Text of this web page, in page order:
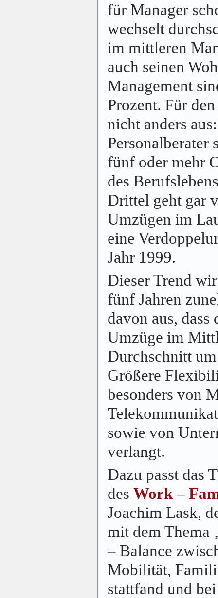
für Manager
wechselt
im mittleren
auch seinen
Management
Prozent. Für
nicht anders
Personalberater
fünf oder mehr
des
Drittel geht gar
Umzügen im
eine
Jahr 1999.
Dieser Trend
fünf Jahren
davon aus, dass
Umzüge im
Durchschnitt
Größere
besonders von
sowie von
verlangt.
Dazu passt das
des Work –
Joachim Lask,
mit dem Thema
– Balance
Mobilität,
stattfand und